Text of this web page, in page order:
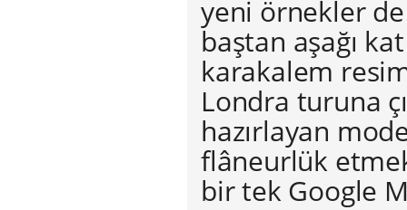
yeni örnekler
baştan aşağı
karakalem
Londra turuna
hazırlayan
flâneurlük
bir tek Google